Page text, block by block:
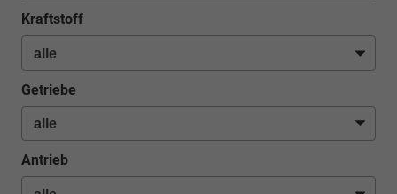
Kraftstoff
Getriebe
Antrieb